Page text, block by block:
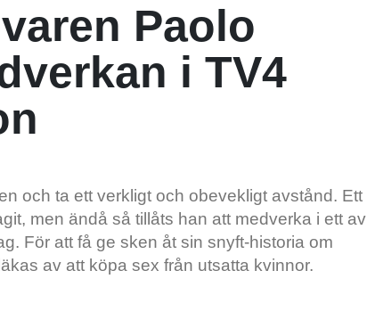
Paolo
i TV4
och ta ett verkligt och obevekligt avstånd. Ett
men ändå så tillåts han att medverka i ett av
För att få ge sken åt sin snyft-historia om
av att köpa sex från utsatta kvinnor.